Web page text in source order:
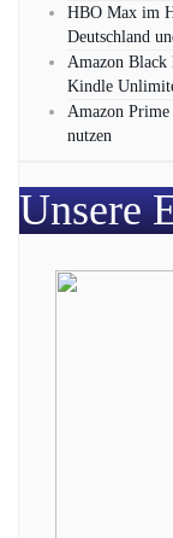
HBO Max im
Deutschland
Amazon Black
Kindle
Amazon
nutzen
Unsere